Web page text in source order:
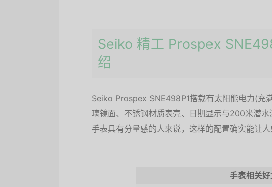
Seiko 精工 Prospex
绍
Seiko Prospex SNE498P1搭载有太阳能电力(充
璃镜面、不锈钢材质表壳、日期显示与200米潜
手表具有分量感的人来说，这样的配置确实能让人
手表相关